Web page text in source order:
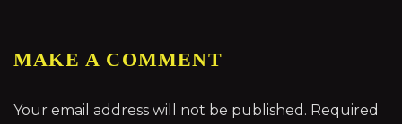
MAKE A COMMENT
Your email address will not be published. Required